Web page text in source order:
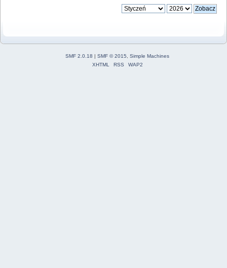
SMF 2.0.18 | SMF © 2015
Simple Machines
XHTML
RSS WAP2